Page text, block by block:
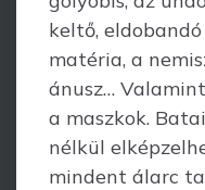
keltő,
matéria, a
ánusz…
a maszkok.
nélkül
mindent álarc